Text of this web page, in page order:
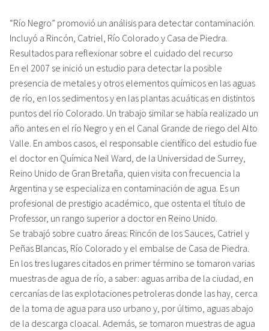
“Río Negro” promovió un análisis para detectar contaminación.
Incluyó a Rincón, Catriel, Río Colorado y Casa de Piedra.
Resultados para reflexionar sobre el cuidado del recurso
En el 2007 se inició un estudio para detectar la posible
presencia de metales y otros elementos químicos en las aguas
de río, en los sedimentos y en las plantas acuáticas en distintos
puntos del río Colorado. Un trabajo similar se había realizado un
año antes en el río Negro y en el Canal Grande de riego del Alto
Valle. En ambos casos, el responsable científico del estudio fue
el doctor en Química Neil Ward, de la Universidad de Surrey,
Reino Unido de Gran Bretaña, quien visita con frecuencia la
Argentina y se especializa en contaminación de agua. Es un
profesional de prestigio académico, que ostenta el título de
Professor, un rango superior a doctor en Reino Unido.
Se trabajó sobre cuatro áreas: Rincón de los Sauces, Catriel y
Peñas Blancas, Río Colorado y el embalse de Casa de Piedra.
En los tres lugares citados en primer término se tomaron varias
muestras de agua de río, a saber: aguas arriba de la ciudad, en
cercanías de las explotaciones petroleras donde las hay, cerca
de la toma de agua para uso urbano y, por último, aguas abajo
de la descarga cloacal. Además, se tomaron muestras de agua